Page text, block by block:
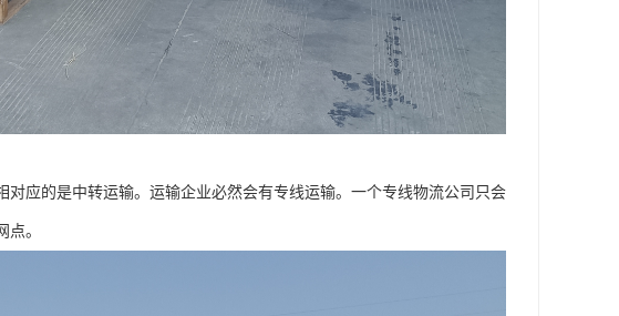
应的是中转运输。运输企业必然会有专线运输。一个专线物流公司只会
。